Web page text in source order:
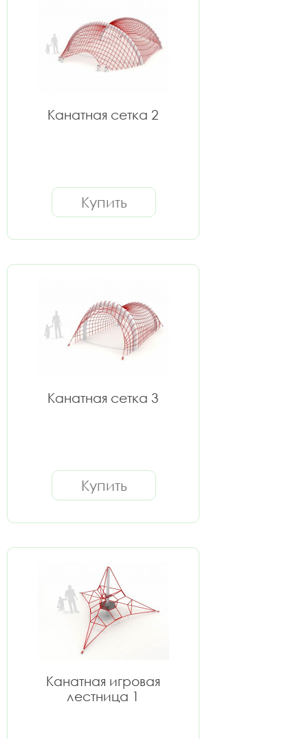
Канатная сетка 2
Купить
Канатная сетка 3
Купить
Канатная игровая
лестница 1